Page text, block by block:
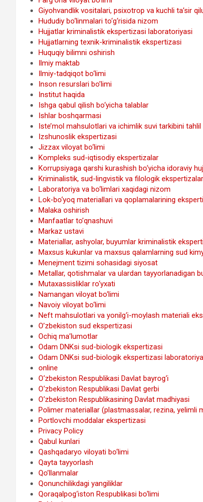
Giyohvandlik vositalari, psixotrop va kuchli ta’sir
Hududiy bo‘linmalari to‘g‘risida nizom
Hujjatlar kriminalistik ekspertizasi laboratoriyasi
Hujjatlarning texnik-kriminalistik ekspertizasi
Huquqiy bilimni oshirish
Ilmiy maktab
Ilmiy-tadqiqot bo‘limi
Inson resurslari bo’limi
Institut haqida
Ishga qabul qilish bo‘yicha talablar
Ishlar boshqarmasi
Iste’mol mahsulotlari va ichimlik suvi tarkibini
Izshunoslik ekspertizasi
Jizzax viloyat bo‘limi
Kompleks sud-iqtisodiy ekspertizalar
Korrupsiyaga qarshi kurashish bo‘yicha idoraviy
Kriminalistik, sud-lingvistik va filologik
Laboratoriya va bo‘limlari xaqidagi nizom
Lok-bo‘yoq materiallari va qoplamalarining
Malaka oshirish
Manfaatlar to’qnashuvi
Markaz ustavi
Materiallar, ashyolar, buyumlar kriminalistik
Maxsus kukunlar va maxsus qalamlarning sud
Menejment tizimi sohasidagi siyosat
Metallar, qotishmalar va ulardan tayyorlanadigan
Mutaxassisliklar ro‘yxati
Namangan viloyat bo‘limi
Navoiy viloyat bo‘limi
Neft mahsulotlari va yonilg‘i-moylash materiali
O’zbekiston sud ekspertizasi
Ochiq ma’lumotlar
Odam DNKsi sud-biologik ekspertizasi
Odam DNKsi sud-biologik ekspertizasi
online
O‘zbekiston Respublikasi Davlat bayrog‘i
O‘zbekiston Respublikasi Davlat gerbi
O‘zbekiston Respublikasining Davlat madhiyasi
Polimer materiallar (plastmassalar, rezina, yelimli
Portlovchi moddalar ekspertizasi
Privacy Policy
Qabul kunlari
Qashqadaryo viloyati bo‘limi
Qayta tayyorlash
Qo’llanmalar
Qonunchilikdagi yangiliklar
Qoraqalpog‘iston Respublikasi bo‘limi